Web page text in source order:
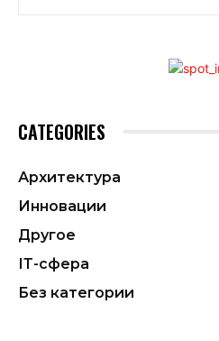
CATEGORIES
Архитектура
Инновации
Другое
ІТ-сфера
Без категории